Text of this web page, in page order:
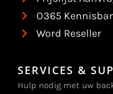
O365
Word Reseller
SERVICES &
Hulp nodig met uw